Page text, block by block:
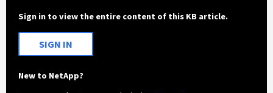
Sign in to view the entire content of this KB article.
SIGN IN
New to NetApp?